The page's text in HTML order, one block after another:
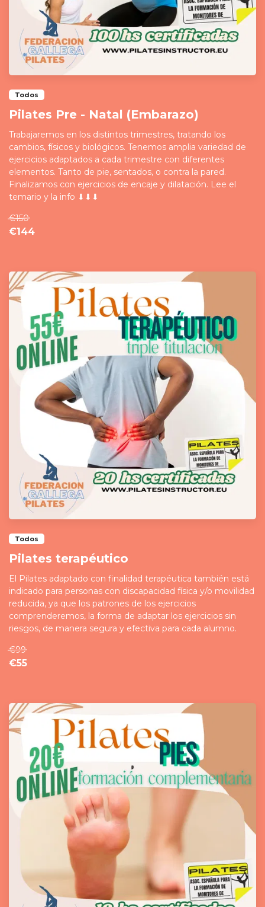
Todos
Pilates Pre - Natal (Embarazo)
Trabajaremos en los distintos trimestres, tratando los
cambios, físicos y biológicos. Tenemos amplia variedad de
ejercicios adaptados a cada trimestre con diferentes
elementos. Tanto de pie, sentados, o contra la pared.
Finalizamos con ejercicios de encaje y dilatación. Lee el
temario y la info ⬇⬇⬇
€150
€144
Todos
Pilates terapéutico
El Pilates adaptado con finalidad terapéutica también está
indicado para personas con discapacidad física y/o movilidad
reducida, ya que los patrones de los ejercicios
comprenderemos, la forma de adaptar los ejercicios sin
riesgos, de manera segura y efectiva para cada alumno.
€99
€55